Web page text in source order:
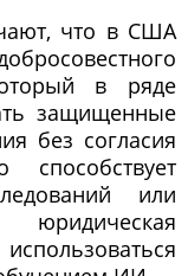
что в США
в ряде
защищенные
без согласия
способствует
или